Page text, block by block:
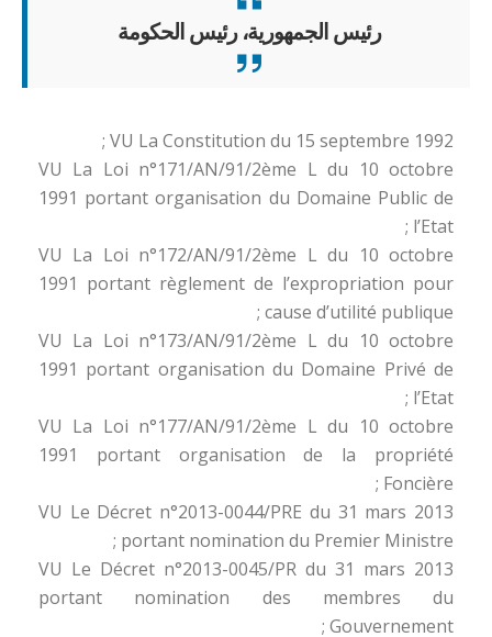
رئيس الجمهورية، رئيس الحكومة
VU La Constitution du 15 septembre 1992 ;
VU La Loi n°171/AN/91/2ème L du 10 octobre
1991 portant organisation du Domaine Public de
l’Etat ;
VU La Loi n°172/AN/91/2ème L du 10 octobre
1991 portant règlement de l’expropriation pour
cause d’utilité publique ;
VU La Loi n°173/AN/91/2ème L du 10 octobre
1991 portant organisation du Domaine Privé de
l’Etat ;
VU La Loi n°177/AN/91/2ème L du 10 octobre
1991 portant organisation de la propriété
Foncière ;
VU Le Décret n°2013-0044/PRE du 31 mars 2013
portant nomination du Premier Ministre ;
VU Le Décret n°2013-0045/PR du 31 mars 2013
portant nomination des membres du
Gouvernement ;